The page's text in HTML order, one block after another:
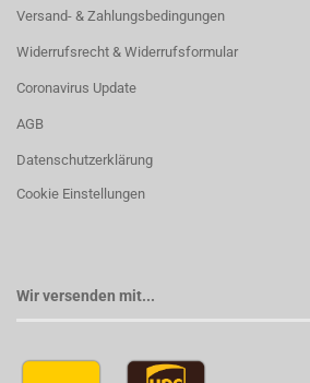
Versand- & Zahlungsbedingungen
Widerrufsrecht & Widerrufsformular
Coronavirus Update
AGB
Datenschutzerklärung
Cookie Einstellungen
Wir versenden mit...